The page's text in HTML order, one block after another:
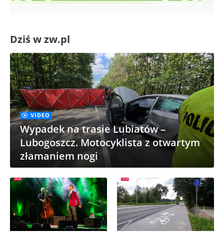
Dziś w zw.pl
VIDEO
Wypadek na trasie Lubiatów –
Lubogoszcz. Motocyklista z otwartym
złamaniem nogi